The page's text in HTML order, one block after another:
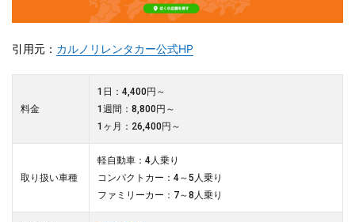
引用元： カルノリレンタカー公式HP
料金
1日：4,400円～
1週間：8,800円～
1ヶ月：26,400円～
取り扱い車種
軽自動車：4人乗り
コンパクトカー：4～5人乗り
ファミリーカー：7～8人乗り